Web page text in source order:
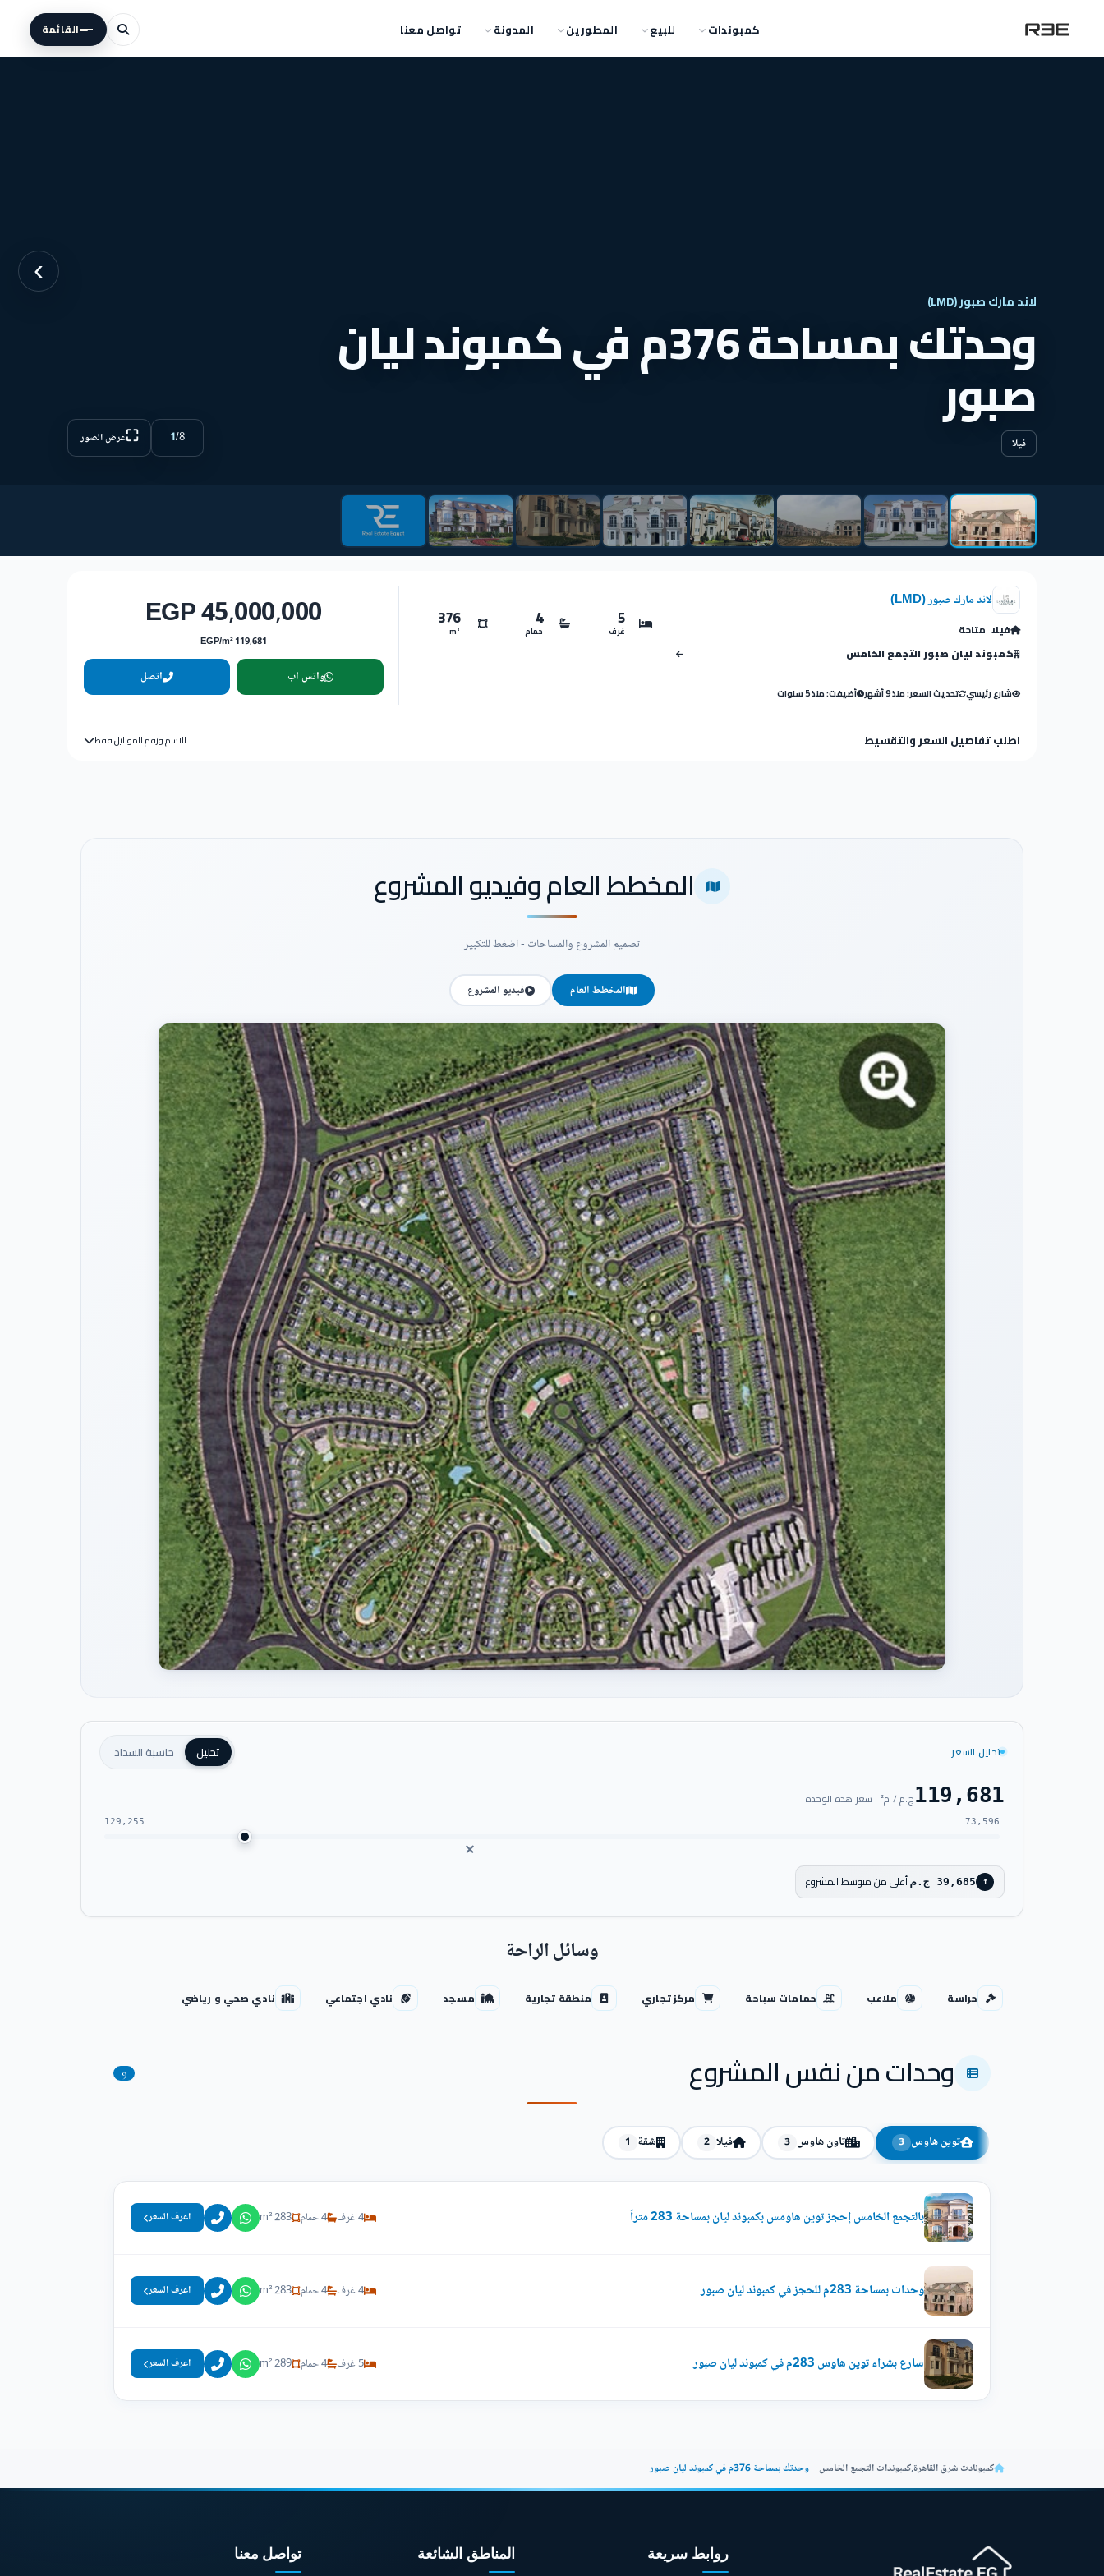
كمبوندات للبيع المطورين المدونة تواصل معنا القائمة
›
لاند مارك صبور (LMD) وحدتك بمساحة 376م في كمبوند ليان
صبور
فيلا 1/8
⛶عرض الصور
لاند مارك صبور (LMD)
فيلا متاحة
كمبوند ليان صبور التجمع الخامس
5
غرف
4
حمام
376
m²
شارع رئيسي تحديث السعر: منذ 9 أشهر أضيفت: منذ 5 سنوات
45,000,000 EGP
119,681 EGP/m²
واتس اب اتصل
اطلب تفاصيل السعر والتقسيط الاسم ورقم الموبايل فقط
المخطط العام وفيديو المشروع
تصميم المشروع والمساحات - اضغط للتكبير
المخطط العام فيديو المشروع
تحليل السعر تحليل حاسبة السداد
119,681ج.م / م² · سعر هذه الوحدة
73,596
129,255
↑ 39,685 ج.م أعلى من متوسط المشروع
وسائل الراحة
حراسة ملاعب حمامات سباحة مركز تجاري منطقة تجارية مسجد نادي اجتماعي نادي صحي و رياضي
وحدات من نفس المشروع 9
توين هاوس 3 تاون هاوس 3 فيلا 2 شقة 1
بالتجمع الخامس إحجز توين هاومس بكمبوند ليان بمساحة 283 متراً 4 غرف 4 حمام 283 m² اعرف السعر
وحدات بمساحة 283م للحجز في كمبوند ليان صبور 4 غرف 4 حمام 283 m² اعرف السعر
سارع بشراء توين هاوس 283م في كمبوند ليان صبور 5 غرف 4 حمام 289 m² اعرف السعر
كمبونادت شرق القاهرة,كمبوندات التجمع الخامس—وحدتك بمساحة 376م في كمبوند ليان صبور
روابط سريعة المناطق الشائعة تواصل معنا